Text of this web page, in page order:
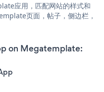
应用，匹配网站的样式和
页面，帖子，侧边栏，
on Megatemplate: